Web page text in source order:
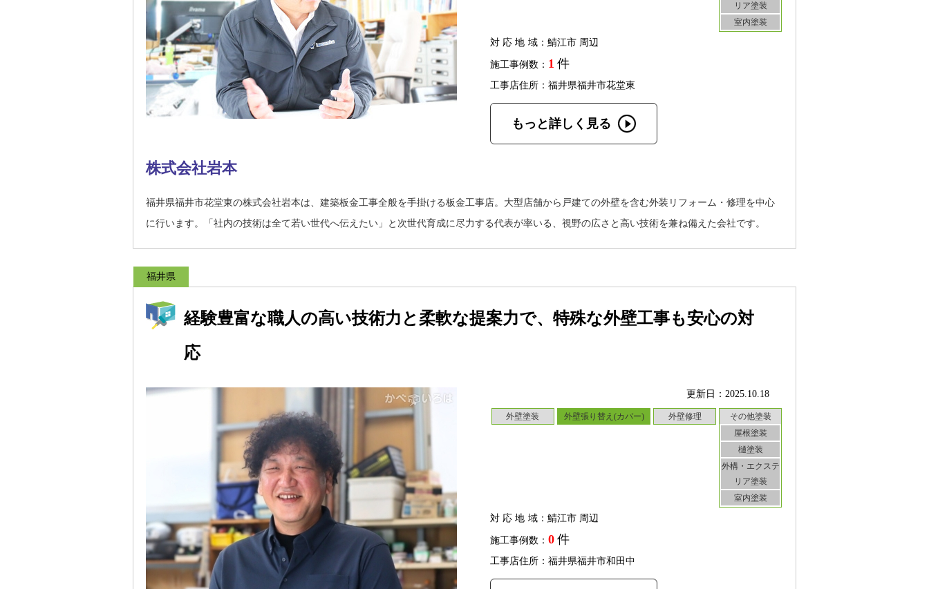
リア塗装
室内塗装
対応地域：鯖江市 周辺
施工事例数： 1 件
工事店住所：福井県福井市花堂東
もっと詳しく見る
株式会社岩本
福井県福井市花堂東の株式会社岩本は、建築板金工事全般を手掛ける板金工事店。大型店舗から戸建ての外壁を含む外装リフォーム・修理を中心
に行います。「社内の技術は全て若い世代へ伝えたい」と次世代育成に尽力する代表が率いる、視野の広さと高い技術を兼ね備えた会社です。
福井県
経験豊富な職人の高い技術力と柔軟な提案力で、特殊な外壁工事も安心の対
応
更新日：2025.10.18
外壁塗装 外壁張り替え(カバー) 外壁修理
その他塗装
屋根塗装
樋塗装
外構・エクステ
リア塗装
室内塗装
対応地域：鯖江市 周辺
施工事例数： 0 件
工事店住所：福井県福井市和田中